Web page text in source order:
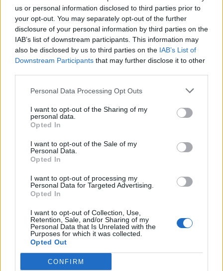
us or personal information disclosed to third parties prior to
your opt-out. You may separately opt-out of the further
disclosure of your personal information by third parties on the
IAB’s list of downstream participants. This information may
also be disclosed by us to third parties on the IAB’s List of
Downstream Participants that may further disclose it to other
Personal Data Processing Opt Outs
I want to opt-out of the Sharing of my
personal data.
Opted In
I want to opt-out of the Sale of my
Personal Data.
Opted In
I want to opt-out of processing my
Personal Data for Targeted Advertising.
Opted In
I want to opt-out of Collection, Use,
Retention, Sale, and/or Sharing of my
Personal Data that Is Unrelated with the
Purposes for which it was collected.
Opted Out
CONFIRM